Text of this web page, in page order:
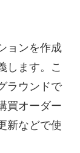
ョンを作成
します。こ
ラウンドで
買オーダー
新などで使